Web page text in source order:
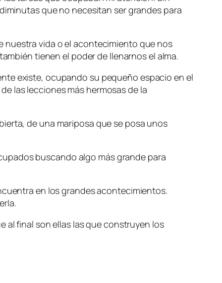
que no necesitan ser grandes para
nuestra vida o el acontecimiento que nos
tienen el poder de llenarnos el alma.
existe, ocupando su pequeño espacio en el
las lecciones más hermosas de la
de una mariposa que se posa unos
buscando algo más grande para
en los grandes acontecimientos.
al final son ellas las que construyen los